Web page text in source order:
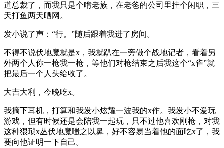
道总裁了，而我只是个啃老族，在老爸的公司里挂个闲职，三
天打鱼两天晒网。
发小说了声：“行。”随后跟着我进了房间。
不得不说伏地魔就是x，我就趴在一旁做个战地记者，看着另
外两个人你一枪我一枪，等他们对枪结束之后我这个“x雀”就
把最后一个人头给收了。
大吉大利，今晚吃x。
我摘下耳机，打算和我发小炫耀一波我的x作。我发小不爱玩
游戏，但有时候还是会陪我一起玩，只不过他喜欢刚枪，对我
这种猥琐x丛伏地魔嗤之以鼻，好不容易当着他的面吃x了，我
要向他证明一下自己。